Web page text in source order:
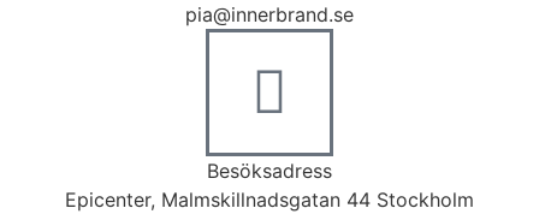
pia@innerbrand.se
Besöksadress
Epicenter, Malmskillnadsgatan 44 Stockholm